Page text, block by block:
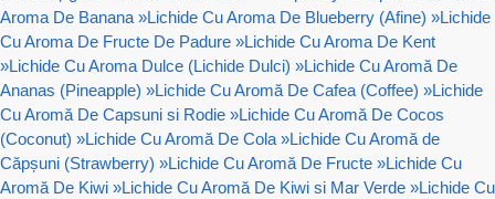
Aroma De Banana »Lichide Cu Aroma De Blueberry (Afine) »Lichide
Cu Aroma De Fructe De Padure »Lichide Cu Aroma De Kent
»Lichide Cu Aroma Dulce (Lichide Dulci) »Lichide Cu Aromă De
Ananas (Pineapple) »Lichide Cu Aromă De Cafea (Coffee) »Lichide
Cu Aromă De Capsuni si Rodie »Lichide Cu Aromă De Cocos
(Coconut) »Lichide Cu Aromă De Cola »Lichide Cu Aromă de
Căpșuni (Strawberry) »Lichide Cu Aromă De Fructe »Lichide Cu
Aromă De Kiwi »Lichide Cu Aromă De Kiwi si Mar Verde »Lichide Cu